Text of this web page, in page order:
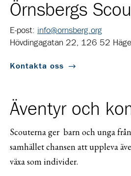
Örnsbergs
E-post: info@ornsberg.org
Hövdingagatan 22, 126 52
Kontakta oss
Äventyr och
Scouterna ger barn och unga
samhället chansen att uppleva
växa som individer.